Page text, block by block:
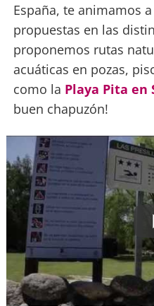
España, te animamos
propuestas en las
proponemos rutas
acuáticas en pozas,
como la Playa Pita en
buen chapuzón!